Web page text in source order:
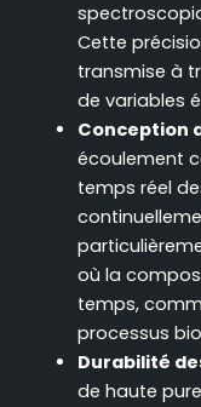
Cette
transmise à
de variables
Conception
écoulement
temps réel
où la
temps,
processus
Durabilité
de haute